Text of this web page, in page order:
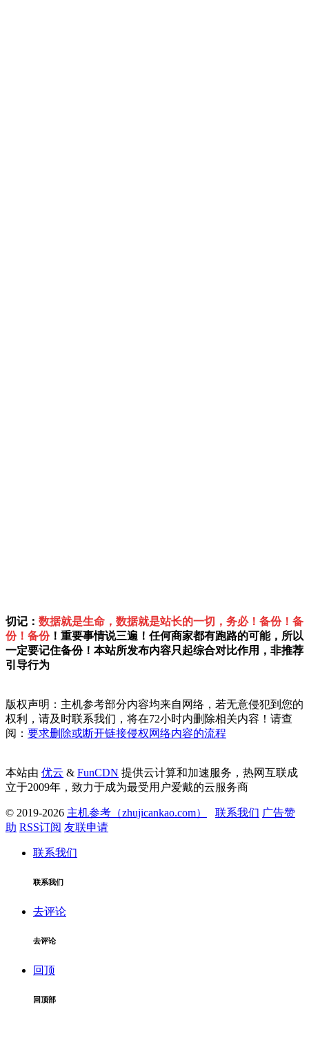
切记： 数据就是生命，数据就是站长的一切，务必！备份！备
份！备份！重要事情说三遍！任何商家都有跑路的可能，所以
一定要记住备份！本站所发布内容只起综合对比作用，非推荐
引导行为
版权声明：主机参考部分内容均来自网络，若无意侵犯到您的
权利，请及时联系我们，将在72小时内删除相关内容！请查
阅： 要求删除或断开链接侵权网络内容的流程
本站由 优云 & FunCDN 提供云计算和加速服务，热网互联成
立于2009年，致力于成为最受用户爱戴的云服务商
© 2019-2026 主机参考（zhujicankao.com） 联系我们 广告赞
助 RSS订阅 友联申请
联系我们
联系我们
去评论
去评论
回顶
回顶部